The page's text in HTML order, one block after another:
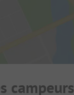
campeurs